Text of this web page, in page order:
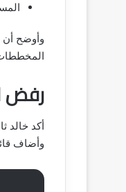
وأوضح أن
رفض
أكد خالد
وأضاف